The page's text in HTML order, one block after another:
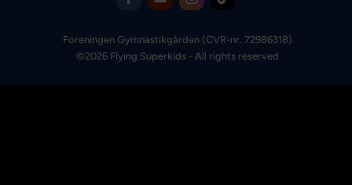
Foreningen Gymnastikgården (CVR-nr. 72986318)
©2026 Flying Superkids - All rights reserved